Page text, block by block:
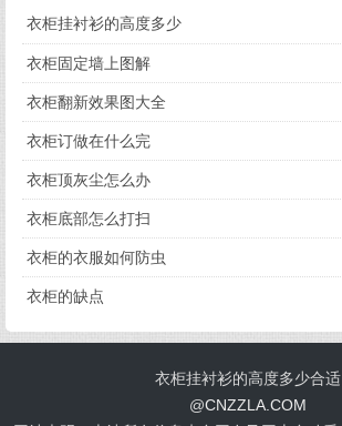
衣柜挂衬衫的高度多少
衣柜固定墙上图解
衣柜翻新效果图大全
衣柜订做在什么完
衣柜顶灰尘怎么办
衣柜底部怎么打扫
衣柜的衣服如何防虫
衣柜的缺点
衣柜挂衬衫的高度多少合适
@CNZZLA.COM